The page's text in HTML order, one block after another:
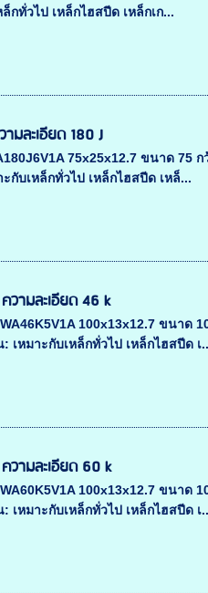
กทั่วไป เหล็กไฮสปีด เหล็กเก...
มละเอียด 180 J
75x25x12.7 ขนาด 75
กับเหล็กทั่วไป เหล็กไฮสปีด เหล็...
วามละเอียด 46 k
100x13x12.7 ขนาด
เหมาะกับเหล็กทั่วไป เหล็กไฮสปีด เ
วามละเอียด 60 k
100x13x12.7 ขนาด
เหมาะกับเหล็กทั่วไป เหล็กไฮสปีด เ